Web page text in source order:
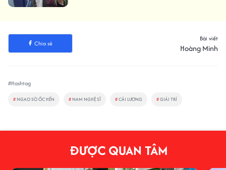
Chia sẻ
Bài viết
Hoàng Minh
#Hashtag
# NGAO SÒ ỐC HẾN # NAM NGHỆ SĨ #CẢI LƯƠNG #GIẢI TRÍ
ĐƯỢC QUAN TÂM